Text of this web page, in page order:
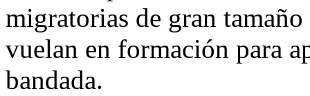
migratorias de gran
vuelan en formación para
bandada.